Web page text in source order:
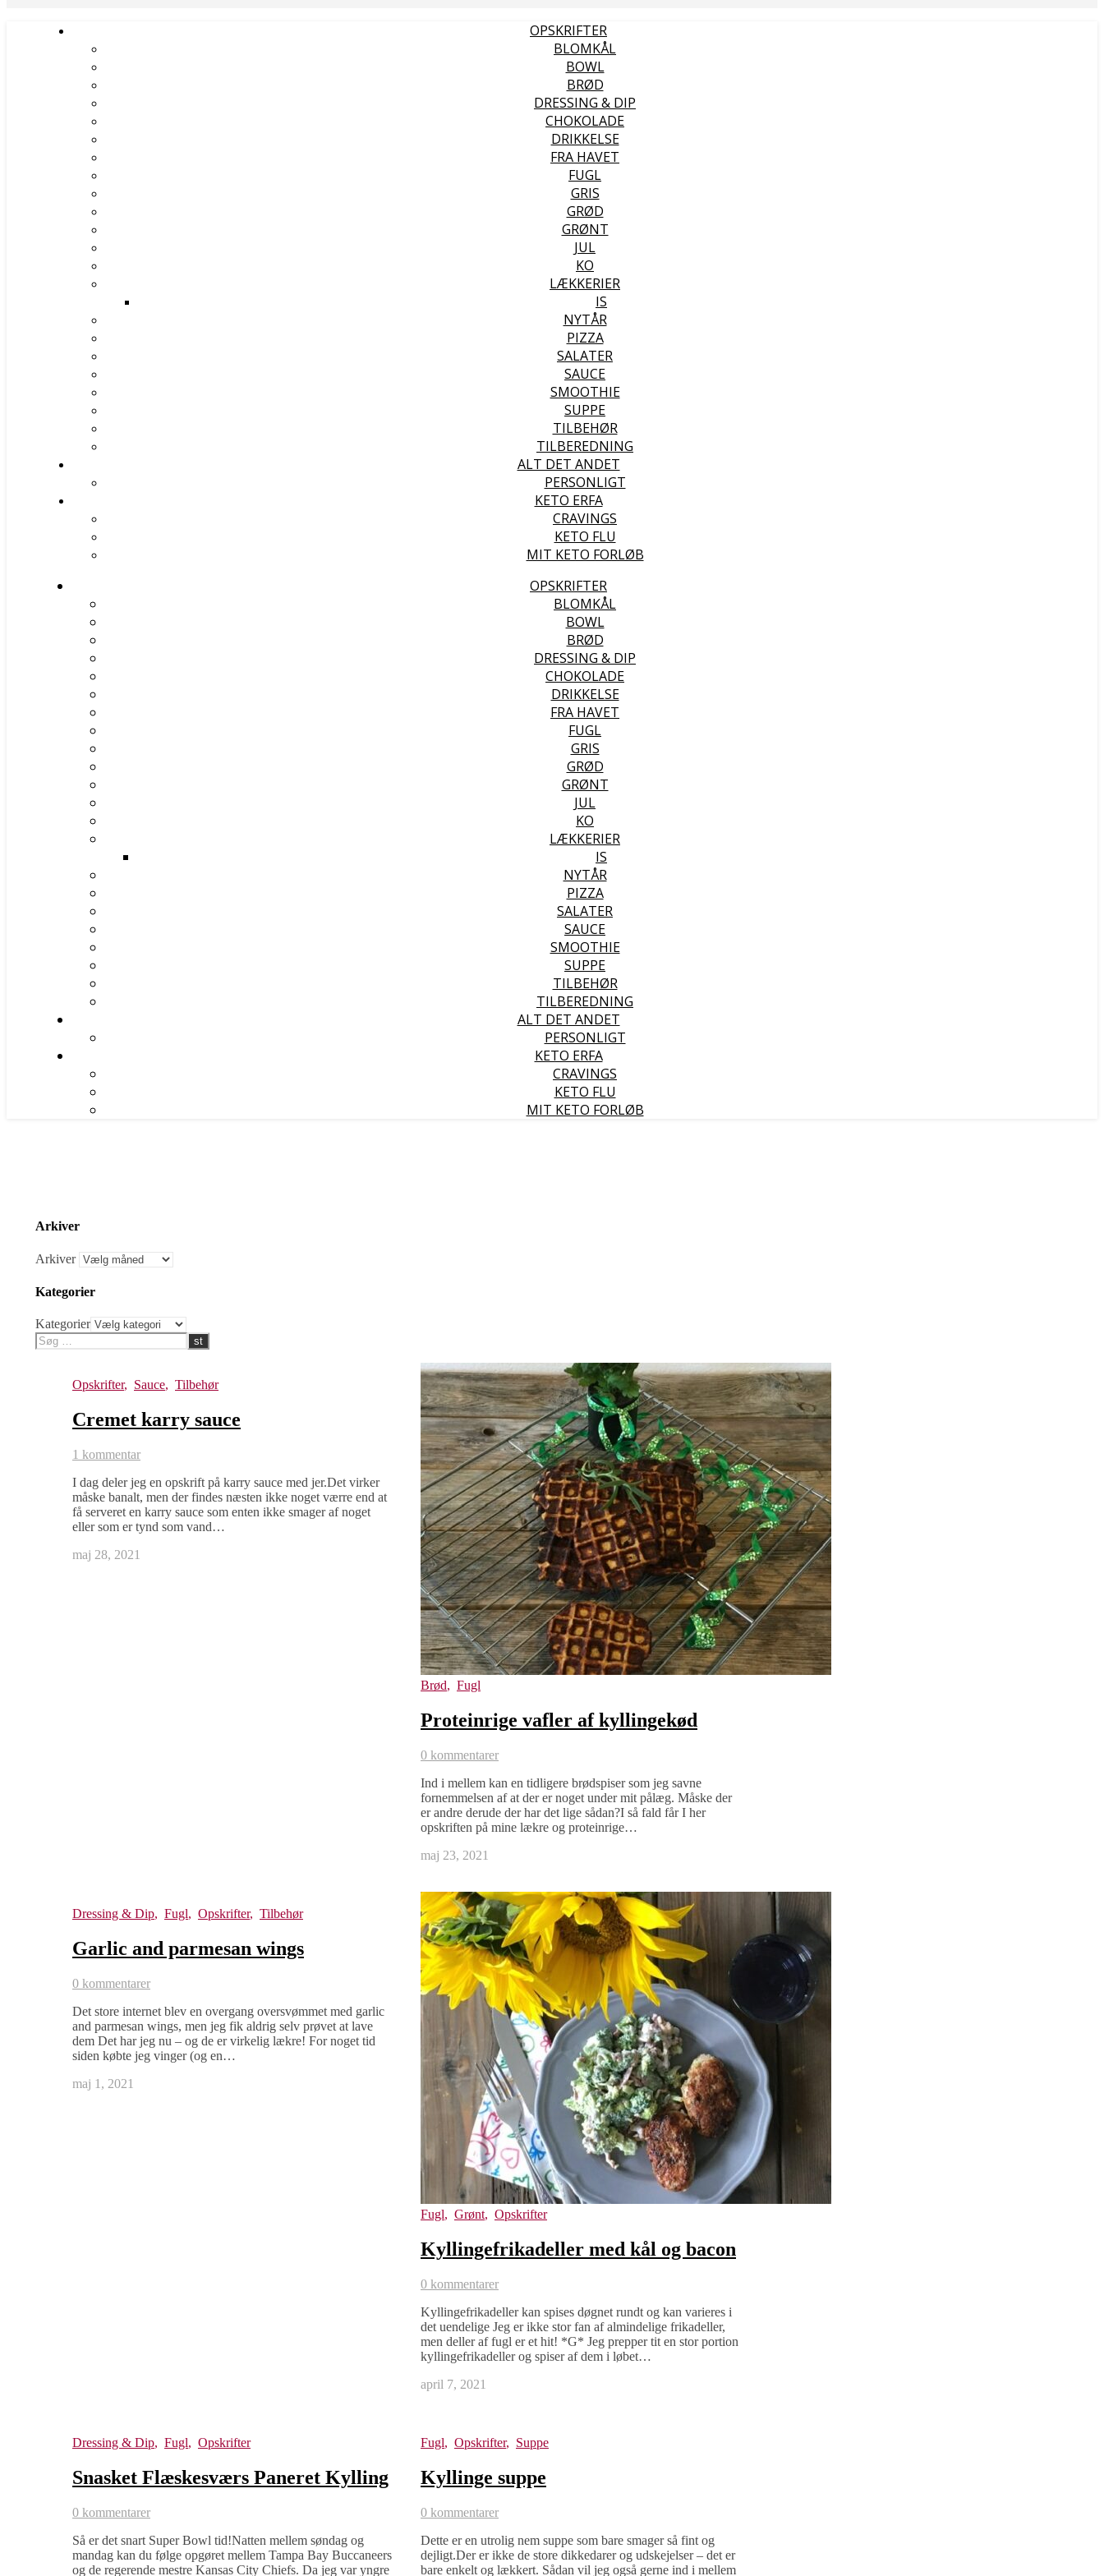
OPSKRIFTER
BLOMKÅL
BOWL
BRØD
DRESSING & DIP
CHOKOLADE
DRIKKELSE
FRA HAVET
FUGL
GRIS
GRØD
GRØNT
JUL
KO
LÆKKERIER
IS
NYTÅR
PIZZA
SALATER
SAUCE
SMOOTHIE
SUPPE
TILBEHØR
TILBEREDNING
ALT DET ANDET
PERSONLIGT
KETO ERFA
CRAVINGS
KETO FLU
MIT KETO FORLØB
OPSKRIFTER
BLOMKÅL
BOWL
BRØD
DRESSING & DIP
CHOKOLADE
DRIKKELSE
FRA HAVET
FUGL
GRIS
GRØD
GRØNT
JUL
KO
LÆKKERIER
IS
NYTÅR
PIZZA
SALATER
SAUCE
SMOOTHIE
SUPPE
TILBEHØR
TILBEREDNING
ALT DET ANDET
PERSONLIGT
KETO ERFA
CRAVINGS
KETO FLU
MIT KETO FORLØB
Arkiver
Arkiver
Kategorier
Kategorier
Opskrifter, Sauce, Tilbehør
Cremet karry sauce
1 kommentar
I dag deler jeg en opskrift på karry sauce med jer.Det virker
måske banalt, men der findes næsten ikke noget værre end at
få serveret en karry sauce som enten ikke smager af noget
eller som er tynd som vand…
maj 28, 2021
Brød, Fugl
Proteinrige vafler af kyllingekød
0 kommentarer
Ind i mellem kan en tidligere brødspiser som jeg savne
fornemmelsen af at der er noget under mit pålæg. Måske der
er andre derude der har det lige sådan?I så fald får I her
opskriften på mine lækre og proteinrige…
maj 23, 2021
Dressing & Dip, Fugl, Opskrifter, Tilbehør
Garlic and parmesan wings
0 kommentarer
Det store internet blev en overgang oversvømmet med garlic
and parmesan wings, men jeg fik aldrig selv prøvet at lave
dem Det har jeg nu – og de er virkelig lækre! For noget tid
siden købte jeg vinger (og en…
maj 1, 2021
Fugl, Grønt, Opskrifter
Kyllingefrikadeller med kål og bacon
0 kommentarer
Kyllingefrikadeller kan spises døgnet rundt og kan varieres i
det uendelige Jeg er ikke stor fan af almindelige frikadeller,
men deller af fugl er et hit! *G* Jeg prepper tit en stor portion
kyllingefrikadeller og spiser af dem i løbet…
april 7, 2021
Dressing & Dip, Fugl, Opskrifter
Snasket Flæskesværs Paneret Kylling
0 kommentarer
Så er det snart Super Bowl tid!Natten mellem søndag og
mandag kan du følge opgøret mellem Tampa Bay Buccaneers
og de regerende mestre Kansas City Chiefs. Da jeg var yngre
Fugl, Opskrifter, Suppe
Kyllinge suppe
0 kommentarer
Dette er en utrolig nem suppe som bare smager så fint og
dejligt.Der er ikke de store dikkedarer og udskejelser – det er
bare enkelt og lækkert. Sådan vil jeg også gerne ind i mellem